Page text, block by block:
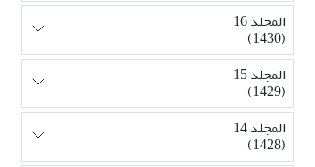
المجلد 16
(1430)
المجلد 15
(1429)
المجلد 14
(1428)